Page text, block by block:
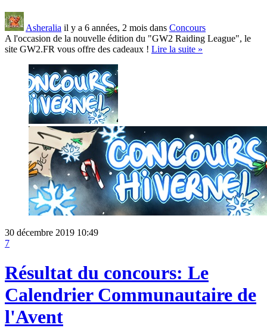
Asheralia il y a 6 années, 2 mois dans Concours
A l'occasion de la nouvelle édition du "GW2 Raiding League", le
site GW2.FR vous offre des cadeaux ! Lire la suite »
30 décembre 2019 10:49
7
Résultat du concours: Le
Calendrier Communautaire de
l'Avent